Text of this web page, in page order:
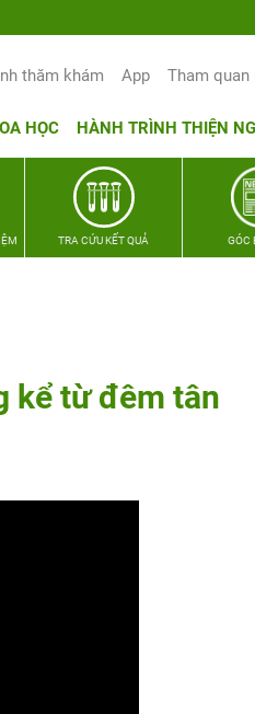
thăm khám App Tham quan
HỌC HÀNH TRÌNH THIỆN
TRA CỨU KẾT QUẢ GÓC
kể từ đêm tân